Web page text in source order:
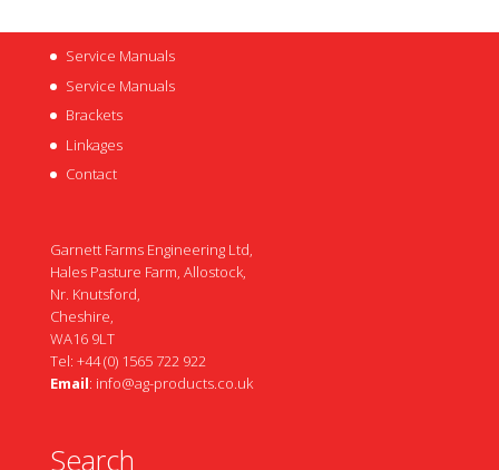
Service Manuals
Service Manuals
Brackets
Linkages
Contact
Garnett Farms Engineering Ltd,
Hales Pasture Farm, Allostock,
Nr. Knutsford,
Cheshire,
WA16 9LT
Tel: +44 (0) 1565 722 922
Email: info@ag-products.co.uk
Search